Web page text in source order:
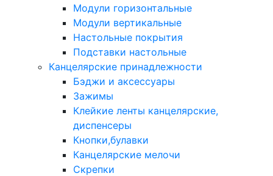
Модули горизонтальные
Модули вертикальные
Настольные покрытия
Подставки настольные
Канцелярские принадлежности
Бэджи и аксессуары
Зажимы
Клейкие ленты канцелярские,
диспенсеры
Кнопки,булавки
Канцелярские мелочи
Скрепки